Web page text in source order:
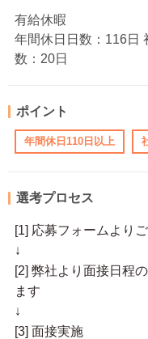
有給休暇
年間休日日数：116日
数：20日
ポイント
年間休日110日以上
選考プロセス
[1] 応募フォームより
↓
[2] 弊社より面接日程
ます
↓
[3] 面接実施